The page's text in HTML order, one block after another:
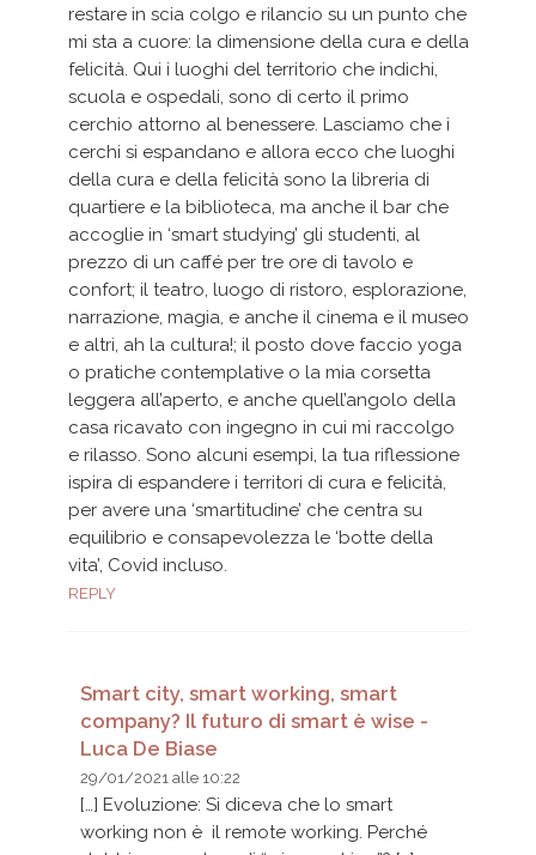
restare in scia colgo e rilancio su un punto che
mi sta a cuore: la dimensione della cura e della
felicità. Qui i luoghi del territorio che indichi,
scuola e ospedali, sono di certo il primo
cerchio attorno al benessere. Lasciamo che i
cerchi si espandano e allora ecco che luoghi
della cura e della felicità sono la libreria di
quartiere e la biblioteca, ma anche il bar che
accoglie in ‘smart studying’ gli studenti, al
prezzo di un caffé per tre ore di tavolo e
confort; il teatro, luogo di ristoro, esplorazione,
narrazione, magia, e anche il cinema e il museo
e altri, ah la cultura!; il posto dove faccio yoga
o pratiche contemplative o la mia corsetta
leggera all’aperto, e anche quell’angolo della
casa ricavato con ingegno in cui mi raccolgo
e rilasso. Sono alcuni esempi, la tua riflessione
ispira di espandere i territori di cura e felicità,
per avere una ‘smartitudine’ che centra su
equilibrio e consapevolezza le ‘botte della
vita’, Covid incluso.
REPLY
Smart city, smart working, smart
company? Il futuro di smart è wise -
Luca De Biase
29/01/2021 alle 10:22
[…] Evoluzione: Si diceva che lo smart
working non è il remote working. Perché